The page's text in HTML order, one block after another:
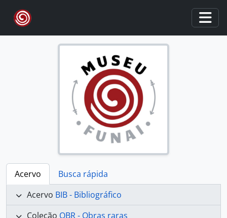
Skip to main content
Acervo
Busca rápida
Acervo BIB - Bibliográfico
Coleção OBR - Obras raras